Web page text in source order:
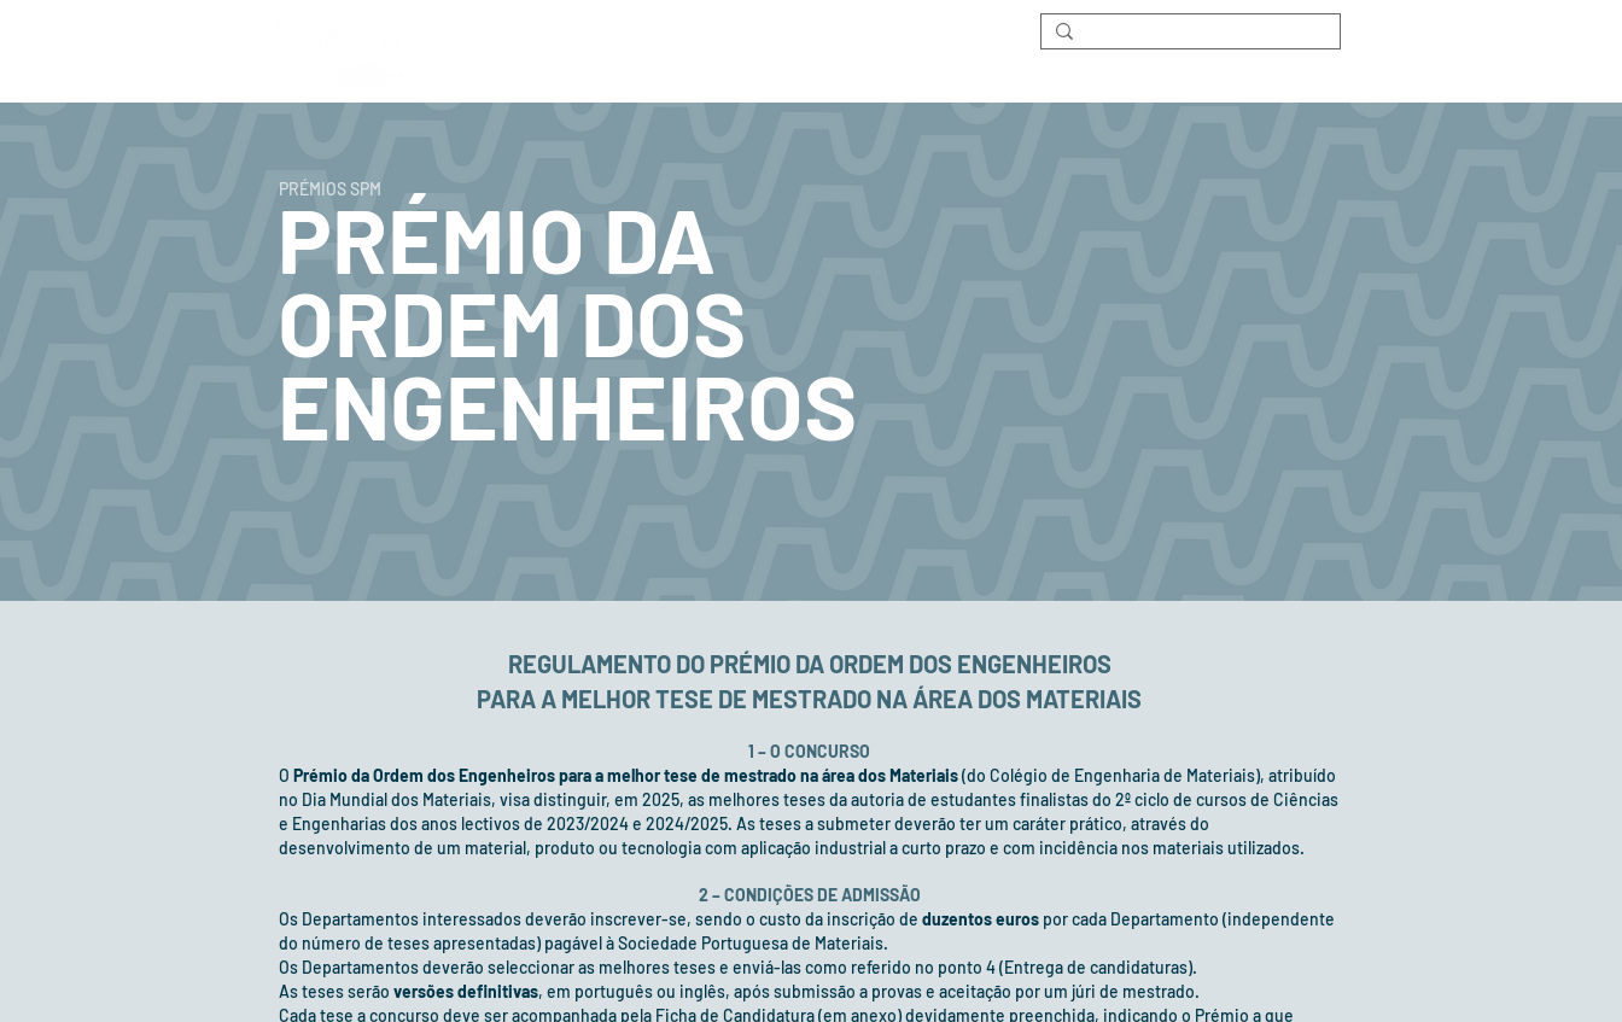
PRÉMIOS SPM
PRÉMIO DA
ORDEM DOS
ENGENHEIROS
REGULAMENTO DO PRÉMIO DA ORDEM DOS ENGENHEIROS
PARA A MELHOR TESE DE MESTRADO NA ÁREA DOS MATERIAIS
1 – O CONCURSO
O Prémio da Ordem dos Engenheiros para a melhor tese de mestrado na área dos Materiais(do Colégio de Engenharia de Materiais), atribuído
no Dia Mundial dos Materiais, visa distinguir, em 2025, as melhores teses da autoria de estudantes finalistas do 2º ciclo de cursos de Ciências
e Engenharias dos anos lectivos de 2023/2024 e 2024/2025. As teses a submeter deverão ter um caráter prático, através do
desenvolvimento de um material, produto ou tecnologia com aplicação industrial a curto prazo e com incidência nos materiais utilizados.
2 – CONDIÇÕES DE ADMISSÃO
Os Departamentos interessados deverão inscrever-se, sendo o custo da inscrição de duzentos euros por cada Departamento (independente
do número de teses apresentadas) pagável à Sociedade Portuguesa de Materiais.
Os Departamentos deverão seleccionar as melhores teses e enviá-las como referido no ponto 4 (Entrega de candidaturas).
As teses serão versões definitivas, em português ou inglês, após submissão a provas e aceitação por um júri de mestrado.
Cada tese a concurso deve ser acompanhada pela Ficha de Candidatura (em anexo) devidamente preenchida, indicando o Prémio a que